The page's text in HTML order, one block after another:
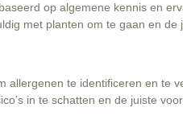
op algemene kennis en
met planten om te gaan en de
te identificeren en te
in te schatten en de juiste